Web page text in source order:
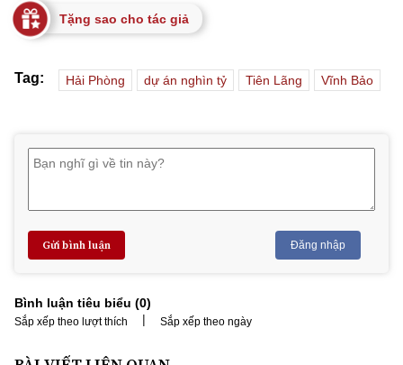
Tặng sao cho tác giả
Tag: Hải Phòng dự án nghìn tỷ Tiên Lãng Vĩnh Bảo
Gửi bình luận Đăng nhập
Bình luận tiêu biểu (0)
Sắp xếp theo lượt thích | Sắp xếp theo ngày